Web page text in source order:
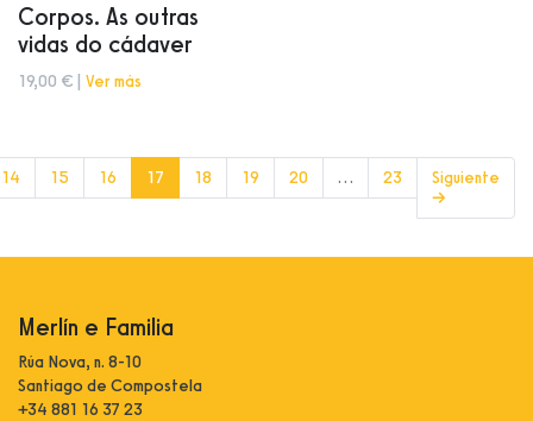
Corpos. As outras
vidas do cádaver
19,00 € | Ver más
14 15 16 17 (current)
18 19 20 … 23
Siguiente
→
Merlín e Familia
Rúa Nova, n. 8-10
Santiago de Compostela
+34 881 16 37 23